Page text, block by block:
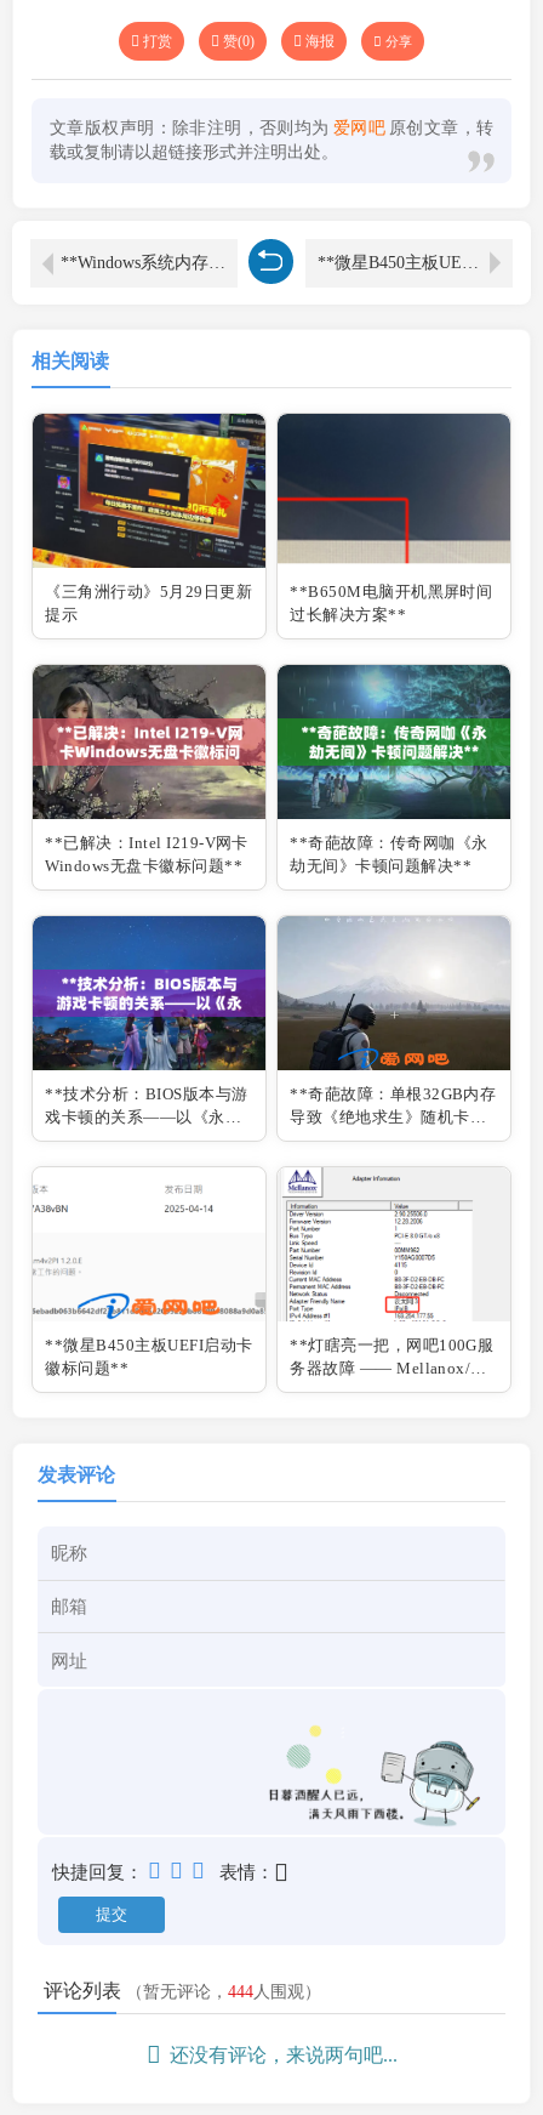
打赏 赞(0) 海报 分享
文章版权声明：除非注明，否则均为 爱网吧 原创文章，转
载或复制请以超链接形式并注明出处。
相关阅读
《三角洲行动》5月29日更新
提示
**B650M电脑开机黑屏时间
过长解决方案**
**已解决：Intel I219-V网卡
Windows无盘卡徽标问题**
**奇葩故障：传奇网咖《永
劫无间》卡顿问题解决**
**技术分析：BIOS版本与游
戏卡顿的关系——以《永劫
无间》为例**
**奇葩故障：单根32GB内存
导致《绝地求生》随机卡顿
**
**微星B450主板UEFI启动卡
徽标问题**
**灯瞎亮一把，网吧100G服
务器故障 —— Mellanox/迈
络思 100G网卡 IB/ETH模式
发表评论
快捷回复： 表情：
评论列表 （暂无评论， 444人围观）
还没有评论，来说两句吧...